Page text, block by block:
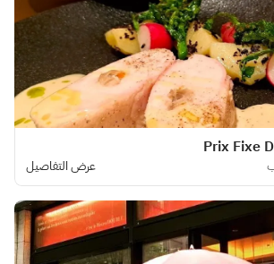
Prix Fixe
عرض التفاصيل